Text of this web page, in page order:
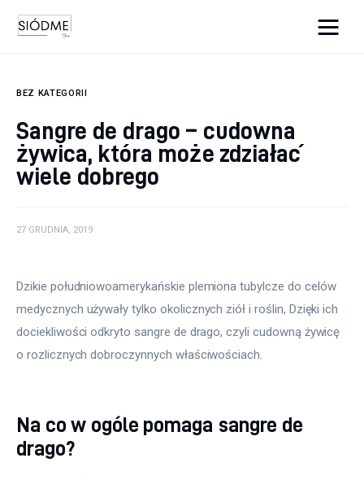
Uroda
Dom i ogród
BEZ KATEGORII
Sangre de drago – cudowna
żywica, która może zdziałać
wiele dobrego
27 GRUDNIA, 2019
Dzikie południowoamerykańskie plemiona tubylcze do celów
medycznych używały tylko okolicznych ziół i roślin, Dzięki ich
dociekliwości odkryto sangre de drago, czyli cudowną żywicę
o rozlicznych dobroczynnych właściwościach.
Na co w ogóle pomaga sangre de
drago?